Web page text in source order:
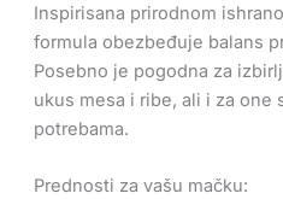
Inspirisana prirodnom
formula obezbeđuje balans
Posebno je pogodna za
ukus mesa i ribe, ali i za
potrebama.
Prednosti za vašu mačku: